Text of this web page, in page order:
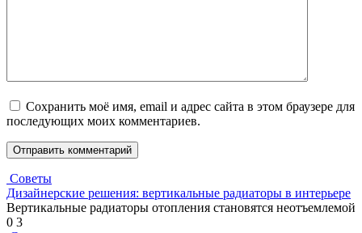
Сохранить моё имя, email и адрес сайта в этом браузере для
последующих моих комментариев.
Советы
Дизайнерские решения: вертикальные радиаторы в интерьере
Вертикальные радиаторы отопления становятся неотъемлемой
0 3